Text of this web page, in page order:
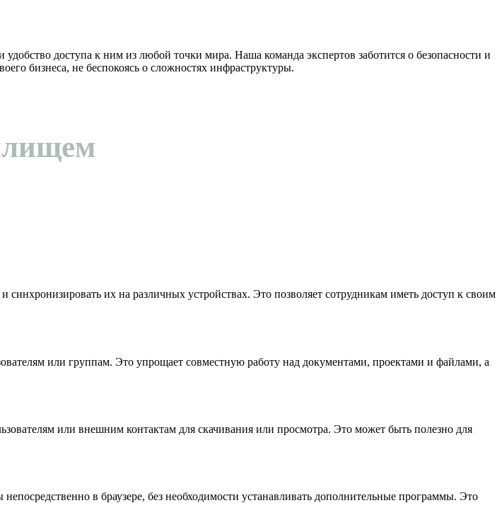
доступа к ним из любой точки мира. Наша команда экспертов заботится о безопасности и
бизнеса, не беспокоясь о сложностях инфраструктуры.
их на различных устройствах. Это позволяет сотрудникам иметь доступ к своим
или группам. Это упрощает совместную работу над документами, проектами и файлами, а
или внешним контактам для скачивания или просмотра. Это может быть полезно для
в браузере, без необходимости устанавливать дополнительные программы. Это